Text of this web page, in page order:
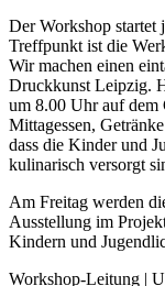
Der Workshop startet
Treffpunkt ist die
Wir machen einen
Druckkunst Leipzig.
um 8.00 Uhr auf dem
Mittagessen,
dass die Kinder und
kulinarisch versorgt
Am Freitag werden
Ausstellung im
Kindern und
Workshop-Leitung |